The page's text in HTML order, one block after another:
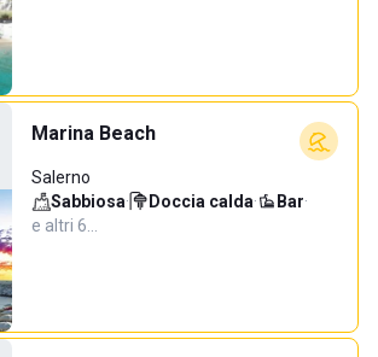
Marina Beach
Salerno
Sabbiosa· Doccia calda· Bar·
e altri 6…